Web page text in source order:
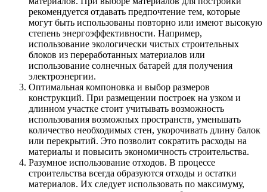
рекомендуется отдавать предпочтение тем, которые
могут быть использованы повторно или имеют высокую
степень энергоэффективности. Например,
использование экологически чистых строительных
блоков из переработанных материалов или
использование солнечных батарей для получения
электроэнергии.
Оптимальная компоновка и выбор размеров
конструкций. При размещении построек на узком и
длинном участке стоит учитывать возможность
использования возможных пространств, уменьшать
количество необходимых стен, укорочивать длину балок
или перекрытий. Это позволит сократить расходы на
материалы и повысить экономичность строительства.
Разумное использование отходов. В процессе
строительства всегда образуются отходы и остатки
материалов. Их следует использовать по максимуму,